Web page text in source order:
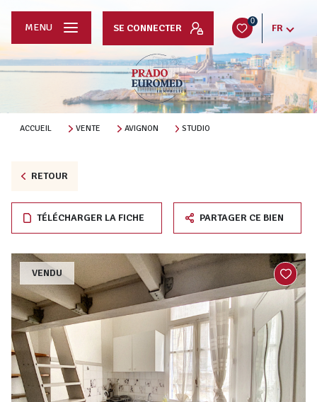
SE CONNECTER
0
FR
MENU
ACCUEIL VENTE AVIGNON STUDIO
RETOUR
TÉLÉCHARGER LA FICHE PARTAGER CE BIEN
VENDU